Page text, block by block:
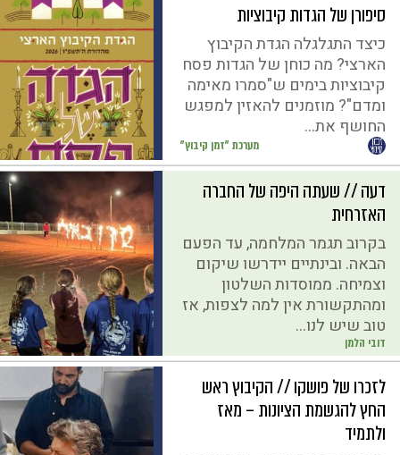
מערכת "זמן קיבוץ"
סיפורן של הגדות קיבוציות
כיצד התגלגלה הגדת הקיבוץ
הארצי? מה כוחן של הגדות פסח
קיבוציות בימים ש"סמרו מאימה
ומדם"? מוזמנים להאזין למפגש
החושף את...
דובי הלמן
דעה // שעתה היפה של החברה
האזרחית
בקרוב תגמר המלחמה, עד הפעם
הבאה. ובינתיים יידרשו שיקום
וצמיחה. ממוסדות השלטון
ומהתקשורת אין למה לצפות, אז
טוב שיש לנו...
לזכרו של פושקו // הקיבוץ ראש
החץ להגשמת הציונות – מאז
ולתמיד